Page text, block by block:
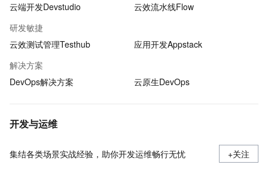
云端开发Devstudio
云效流水线Flow
研发敏捷
云效测试管理Testhub
应用开发Appstack
解决方案
DevOps解决方案
云原生DevOps
开发与运维
集结各类场景实战经验，助你开发运维畅行无忧 +关注